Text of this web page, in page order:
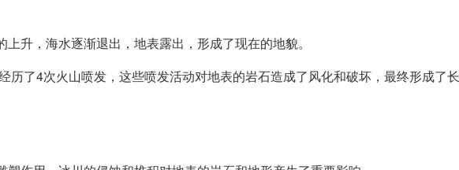
升，海水逐渐退出，地表露出，形成了现在的地貌。
历了4次火山喷发，这些喷发活动对地表的岩石造成了风化和破坏，最终形成了